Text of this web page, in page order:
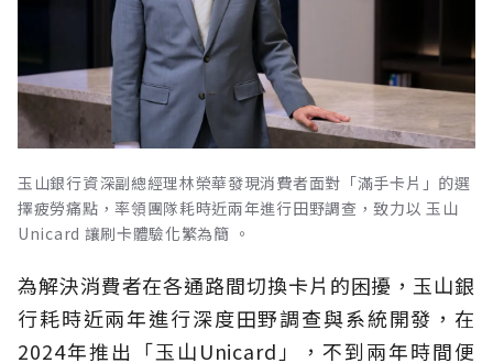
玉山銀行資深副總經理林榮華發現消費者面對「滿手卡片」的選
擇疲勞痛點，率領團隊耗時近兩年進行田野調查，致力以 玉山
Unicard 讓刷卡體驗化繁為簡 。
為解決消費者在各通路間切換卡片的困擾，玉山銀
行耗時近兩年進行深度田野調查與系統開發，在
2024年推出「玉山Unicard」，不到兩年時間便